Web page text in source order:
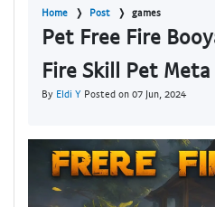
Home Post games
Pet Free Fire
Fire Skill Pet Meta
By Eldi Y Posted on 07 Jun, 2024